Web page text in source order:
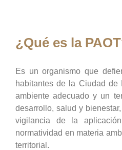
¿Qué es la
Es un organismo que
habitantes de la Ciudad de
ambiente adecuado y un
desarrollo, salud y
vigilancia de la
normatividad en materia
territorial.